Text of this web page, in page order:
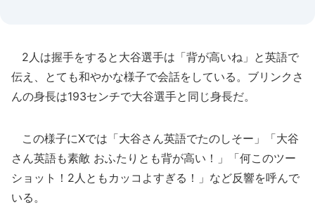
2人は握手をすると大谷選手は「背が高いね」と英語で
伝え、とても和やかな様子で会話をしている。ブリンクさ
んの身長は193センチで大谷選手と同じ身長だ。
この様子にXでは「大谷さん英語でたのしそー」「大谷
さん英語も素敵 おふたりとも背が高い！」「何このツー
ショット！2人ともカッコよすぎる！」など反響を呼んで
いる。